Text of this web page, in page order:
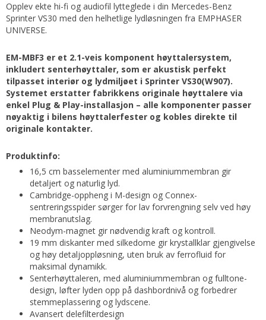
Opplev ekte hi-fi og audiofil lytteglede i din Mercedes-Benz
Sprinter VS30 med den helhetlige lydløsningen fra EMPHASER
UNIVERSE.
EM-MBF3 er et 2.1-veis komponent høyttalersystem,
inkludert senterhøyttaler, som er akustisk perfekt
tilpasset interiør og lydmiljøet i Sprinter VS30(W907).
Systemet erstatter fabrikkens originale høyttalere via
enkel Plug & Play-installasjon – alle komponenter passer
nøyaktig i bilens høyttalerfester og kobles direkte til
originale kontakter.
Produktinfo:
16,5 cm basselementer med aluminiummembran gir
detaljert og naturlig lyd.
Cambridge-oppheng i M-design og Connex-
sentreringsspider sørger for lav forvrengning selv ved høy
membranutslag.
Neodym-magnet gir nødvendig kraft og kontroll.
19 mm diskanter med silkedome gir krystallklar gjengivelse
og høy detaljoppløsning, uten bruk av ferrofluid for
maksimal dynamikk.
Senterhøyttaleren, med aluminiummembran og fulltone-
design, løfter lyden opp på dashbordnivå og forbedrer
stemmeplassering og lydscene.
Avansert delefilterdesign